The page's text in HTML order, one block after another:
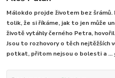
Málokdo projde životem bez
tolik, že si říkáme, jak to jen může
životě vytáhly černého Petra,
Jsou to rozhovory o těch nejtěžších
potkat, přitom nejsou o bolesti a ...